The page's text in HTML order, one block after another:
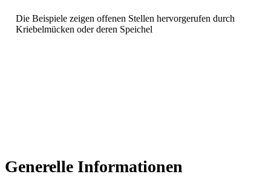
Die Beispiele zeigen offenen Stellen hervorgerufen durch
Kriebelmücken oder deren Speichel
Generelle Informationen